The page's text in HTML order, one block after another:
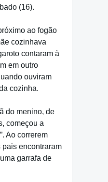
(16).
ao fogão
cozinhava
contaram à
em outro
ouviram
cozinha.
do menino, de
começou a
Ao correrem
pais encontraram
garrafa de